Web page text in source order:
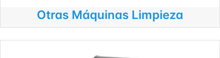
Otras Máquinas Limpieza